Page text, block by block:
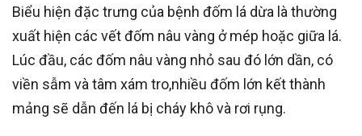
Biểu hiện đặc trưng của bệnh đốm lá dừa là thường
xuất hiện các vết đốm nâu vàng ở mép hoặc giữa lá.
Lúc đầu, các đốm nâu vàng nhỏ sau đó lớn dần, có
viền sẫm và tâm xám tro,nhiều đốm lớn kết thành
mảng sẽ dẫn đến lá bị cháy khô và rơi rụng.